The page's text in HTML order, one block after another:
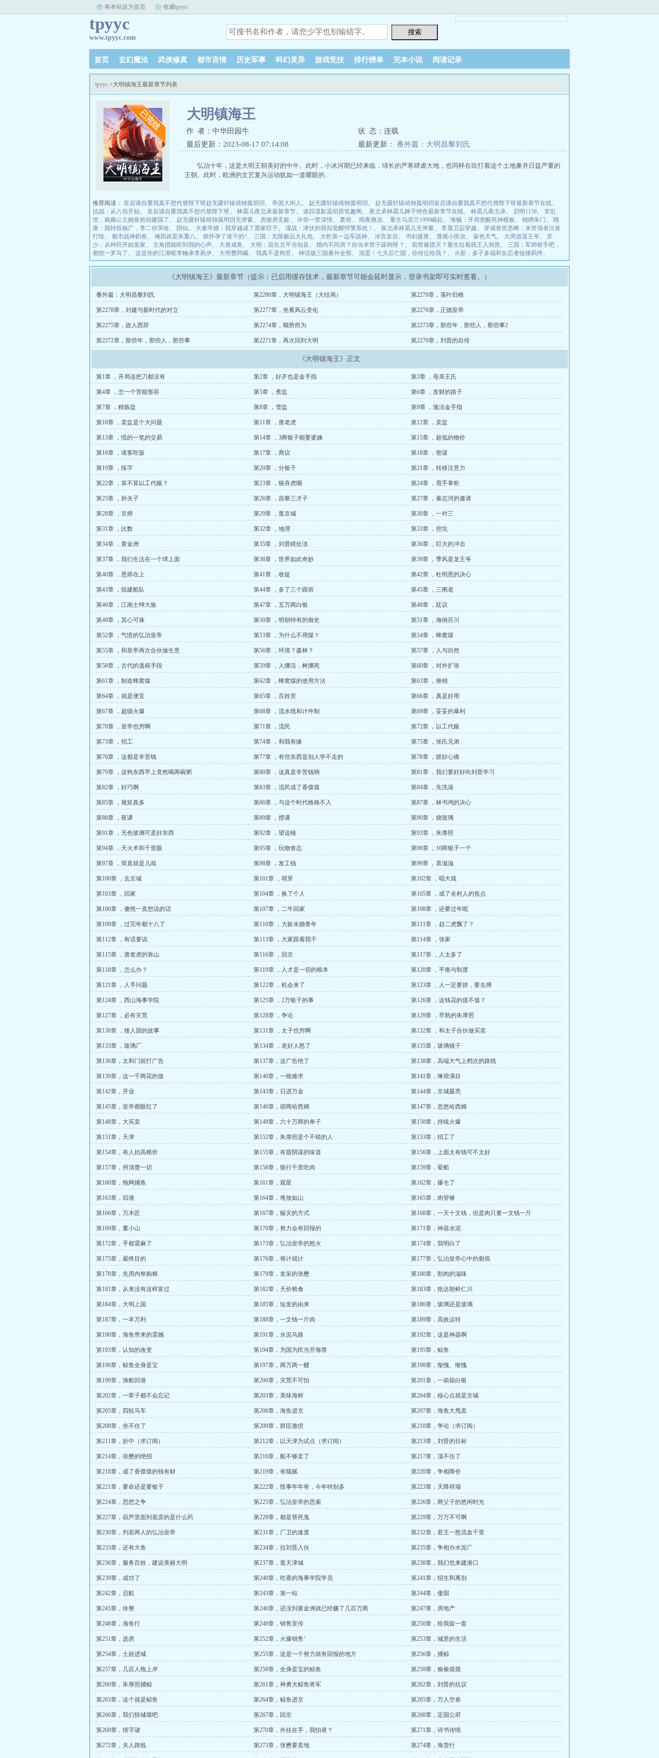
将本站设为首页 收藏tpyyc
tpyyc
www.tpyyc.com
首页 玄幻魔法 武侠修真 都市言情 历史军事 科幻灵异 游戏竞技 排行榜单 完本小说 阅读记录
tpyyc >大明镇海王最新章节列表
大明镇海王
作 者：中华田园牛
状 态：连载
最后更新：2023-08-17 07:14:08
最新更新： 番外篇：大明昌黎刘氏
弘治十年，这是大明王朝美好的中午。此时，小冰河期已经来临，绵长的严寒肆虐大地，也同样在吹打着这个土地兼并日益严重的
王朝。此时，欧洲的文艺复兴运动犹如一道耀眼的..
推荐阅读： 皇后请自重我真不想代替陛下呀赵无疆轩辕靖独孤明玥 、 帝国大闲人 、 赵无疆轩辕靖独孤明玥 、 赵无疆轩辕靖独孤明玥皇后请自重我真不想代替陛下呀最新章节在线、
抗战：从八佰开始、 皇后请自重我真不想代替陛下呀、 林霜儿夜北承最新章节、 迷踪谍影孟绍原笔趣阁 、 夜北承林霜儿婢子绝色最新章节在线、 林霜儿夜北承、 启明1158、 穿乱
世，疯癫公主她靠抢劫建国了 、 赵无疆轩辕靖独孤明玥无弹窗、 房俊房玄龄、 许你一世深情、 萧煜、 雨夜微凉、 重生乌克兰1990崛起、 海贼：开局觉醒死神模板、 锦绣朱门 、
隋
唐：我转投杨广，李二你哭啥、 阴仙、 大秦帝婿：我穿越成了墨家巨子、 谍战：潜伏的我却觉醒悍警系统！ 、 夜北承林霜儿无弹窗、 李显卫宓穿越、 穿成兽世恶雌：末世强者沉迷
打怪、 都市战神奶爸、 俺四叔是朱重八、 朕怀孕了谁干的?、 三国：无限极品大礼包、 大乾第一边军战神、 冷宫皇后、 书剑盛唐、 透视小医农、 寐色天气、 大周逍遥王爷、 弃
少：从种田开始发家、 主角团能听到我的心声、 大唐咸鱼 、 大明：混在北平当知县、 婚内不同房？你当本世子舔狗呀？ 、 前世被团灭？重生拉着残王入洞房、 三国：军师收手吧，
都统一罗马了 、 这是你的江湖呢李楠承李夙伊、 大明曹阿瞒、 我真不是狗官、 神话版三国番外全部、 混蛋！七天后亡国，你传位给我？ 、 火影：多子多福和女忍者链接羁绊、
《大明镇海王》最新章节（提示：已启用缓存技术，最新章节可能会延时显示，登录书架即可实时查看。）
番外篇：大明昌黎刘氏 第2280章，大明镇海王（大结局） 第2279章，落叶归根
第2278章，封建与新时代的对立 第2277章，坐看风云变化 第2276章，正德皇帝
第2275章，故人西辞 第2274章，顺势而为 第2273章，那些年，那些人，那些事2
第2272章，那些年，那些人，那些事 第2271章，再次回到大明 第2270章，刘晋的自传
《大明镇海王》正文
第1章 ，开局连把刀都没有 第2章 ，好歹也是金手指 第3章 ，母亲王氏
第4章 ，怎一个苦能形容 第5章 ，煮盐 第6章 ，发财的路子
第7章 ，精炼盐 第8章 ，雪盐 第9章 ，激活金手指
第10章 ，卖盐是个大问题 第11章 ，唐老虎 第12章 ，卖盐
第13章 ，慌的一笔的交易 第14章 ，3两银子能娶婆姨 第15章 ，超低的物价
第16章 ，请客吃饭 第17章 ，商议 第18章 ，密谋
第19章 ，练字 第20章 ，分银子 第21章 ，转移注意力
第22章 ，算不算以工代赈？ 第23章 ，狼吞虎咽 第24章 ，甩手掌柜
第25章 ，孙夫子 第26章 ，昌黎三才子 第27章 ，秦志河的邀请
第28章 ，京师 第29章 ，逛京城 第30章 ，一对三
第31章 ，比数 第32章 ，地理 第33章 ，挖坑
第34章 ，黄金洲 第35章 ，刘晋瞎扯淡 第36章 ，巨大的冲击
第37章 ，我们生活在一个球上面 第38章 ，世界如此奇妙 第39章 ，季风是龙王爷
第40章 ，恩师在上 第41章 ，收徒 第42章 ，杜明恩的决心
第43章 ，组建船队 第44章 ，多了三个跟班 第45章 ，三阁老
第46章 ，江南士绅大族 第47章 ，五万两白银 第48章 ，廷议
第49章 ，其心可诛 第50章 ，明朝特有的御史 第51章 ，海纳百川
第52章 ，气愤的弘治皇帝 第53章 ，为什么不用煤？ 第54章 ，蜂窝煤
第55章 ，和皇帝再次合伙做生意 第56章 ，环境？森林？ 第57章 ，人与自然
第58章 ，古代的逃税手段 第59章 ，人挪活，树挪死 第60章 ，对外扩张
第61章 ，制造蜂窝煤 第62章 ，蜂窝煤的使用方法 第63章 ，推销
第64章 ，就是便宜 第65章 ，百姓苦 第66章 ，真是好用
第67章 ，超级火爆 第68章 ，流水线和计件制 第69章 ，妥妥的暴利
第70章 ，皇帝也穷啊 第71章 ，流民 第72章 ，以工代赈
第73章 ，招工 第74章 ，和我有缘 第75章 ，张氏兄弟
第76章 ，这都是辛苦钱 第77章 ，有些东西是别人学不走的 第78章 ，朕好心痛
第79章 ，这狗东西早上竟然喝两碗粥 第80章 ，这真是辛苦钱呐 第81章 ，我们要好好向刘晋学习
第82章 ，好巧啊 第83章 ，流民成了香馍馍 第84章 ，先洗澡
第85章 ，规矩真多 第86章 ，与这个时代格格不入 第87章 ，林书鸿的决心
第88章 ，夜课 第89章 ，授课 第90章 ，烧玻璃
第91章 ，无色玻璃可是好东西 第92章 ，望远镜 第93章 ，朱厚照
第94章 ，天火术和千里眼 第95章 ，玩物丧志 第96章 ，10两银子一个
第97章 ，简直就是儿戏 第98章 ，发工钱 第99章 ，喜滋滋
第100章 ，去京城 第101章 ，萌芽 第102章 ，唱大戏
第103章 ，回家 第104章 ，换了个人 第105章 ，成了全村人的焦点
第106章 ，傻熊一直想说的话 第107章 ，二牛回家 第108章 ，还要过年呢
第109章 ，过完年都十八了 第110章 ，大龄未婚青年 第111章 ，赵二虎飘了？
第112章 ，有话要说 第113章 ，大家跟着我干 第114章 ，张家
第115章 ，唐老虎的靠山 第116章 ，回京 第117章 ，人太多了
第118章 ，怎么办？ 第119章 ，人才是一切的根本 第120章 ，平衡与制度
第121章 ，人手问题 第122章 ，机会来了 第123章 ，人一定要拼，要去搏
第124章 ，西山海事学院 第125章 ，2万银子的事 第126章 ，这钱花的值不值？
第127章 ，必有灾荒 第128章 ，争论 第129章 ，早熟的朱厚照
第130章 ，矮人国的故事 第131章 ，太子也穷啊 第132章 ，和太子合伙做买卖
第133章 ，玻璃厂 第134章 ，老好人怒了 第135章，玻璃镜子
第136章，太和门前打广告 第137章，这广告绝了 第138章，高端大气上档次的路线
第139章，这一千两花的值 第140章，一镜难求 第141章，琳琅满目
第142章，开业 第143章，日进万金 第144章，京城最亮
第145章，皇帝都眼红了 第146章，胡商哈西姆 第147章，忽悠哈西姆
第148章，大买卖 第149章，六十万两的单子 第150章，持续火爆
第151章，天津 第152章，朱厚照是个不错的人 第153章，招工了
第154章，有人抬高粮价 第155章，有股阴谋的味道 第156章，上面太有钱可不太好
第157章，捋清楚一切 第158章，狼行千里吃肉 第159章，晕船
第160章，拖网捕鱼 第161章，观星 第162章，爆仓了
第163章，回港 第164章，堆放如山 第165章，肉管够
第166章，万木匠 第167章，赈灾的方式 第168章，一天十文钱，但是肉只要一文钱一斤
第169章，董小山 第170章，努力会有回报的 第171章，神器水泥
第172章，手都震麻了 第173章，弘治皇帝的怒火 第174章，我明白了
第175章，最终目的 第176章，将计就计 第177章，弘治皇帝心中的裂痕
第178章，先用内帑购粮 第179章，发呆的张懋 第180章，割肉的滋味
第181章，从来没有这样富过 第182章，天价粮食 第183章，抵达朝鲜仁川
第184章，大明上国 第185章，短发的由来 第186章，玻璃还是玻璃
第187章，一本万利 第188章，一文钱一斤肉 第189章，高效运转
第190章，海鱼带来的震撼 第191章，水泥马路 第192章，这是神器啊
第193章，认知的改变 第194章，为国为民当开海禁 第195章，鲸鱼
第196章，鲸鱼全身是宝 第197章，两万两一艘 第198章，惭愧、惭愧
第199章，渔船回港 第200章，灾荒不可怕 第201章，一箱箱白银
第202章，一辈子都不会忘记 第203章，美味海鲜 第204章，核心点就是京城
第205章，四轮马车 第206章，海鱼进京 第207章，海鱼大甩卖
第208章，坐不住了 第209章，群臣激愤 第210章，争论（求订阅）
第211章，折中（求订阅） 第212章，以天津为试点（求订阅） 第213章，刘晋的目标
第214章，张懋的绝招 第216章，船不够卖了 第217章，顶不住了
第218章，成了香馍馍的钱有财 第219章，有猫腻 第220章，争相降价
第221章，要命还是要银子 第222章，怪事年年有，今年特别多 第223章，天降祥瑞
第224章，思想之争 第225章，弘治皇帝的思索 第226章，两父子的悠闲时光
第227章，葫芦里面到底卖的是什么药 第228章，都是替死鬼 第229章，万万不可啊
第230章，判若两人的弘治皇帝 第231章，厂卫的速度 第232章，君王一怒流血千里
第233章，还有大鱼 第234章，拉刘晋入伙 第235章，争相办水泥厂
第236章，服务百姓，建设美丽大明 第237章，逛天津城 第238章，我们也来建港口
第239章，成功了 第240章，吃香的海事学院学员 第241章，招生和离别
第242章，启航 第243章，第一站 第244章，倭国
第245章，休整 第246章，还没到黄金洲就已经赚了几百万两 第247章，房地产
第248章，海鱼行 第249章，销售宣传 第250章，给我留一套
第251章，选房 第252章，火爆销售‘ 第253章，城里的生活
第254章，土娃进城 第255章，这是一个努力就有回报的地方 第256章，捕鲸
第257章，几百人拖上岸 第258章，全身是宝的鲸鱼 第259章，偷偷摸摸
第260章，朱厚照捕鲸 第261章，神勇大鲸鱼将军 第262章，刘晋的抗议
第263章，这个就是鲸鱼 第264章，鲸鱼进京 第265章，万人空巷
第266章，我们拆城墙吧 第267章，回京 第268章，定国公府
第269章，猜字谜 第270章，外挂在手，我怕谁？ 第271章，诗书传情
第272章，夫人路线 第273章，张懋要卖地 第274章，海货行